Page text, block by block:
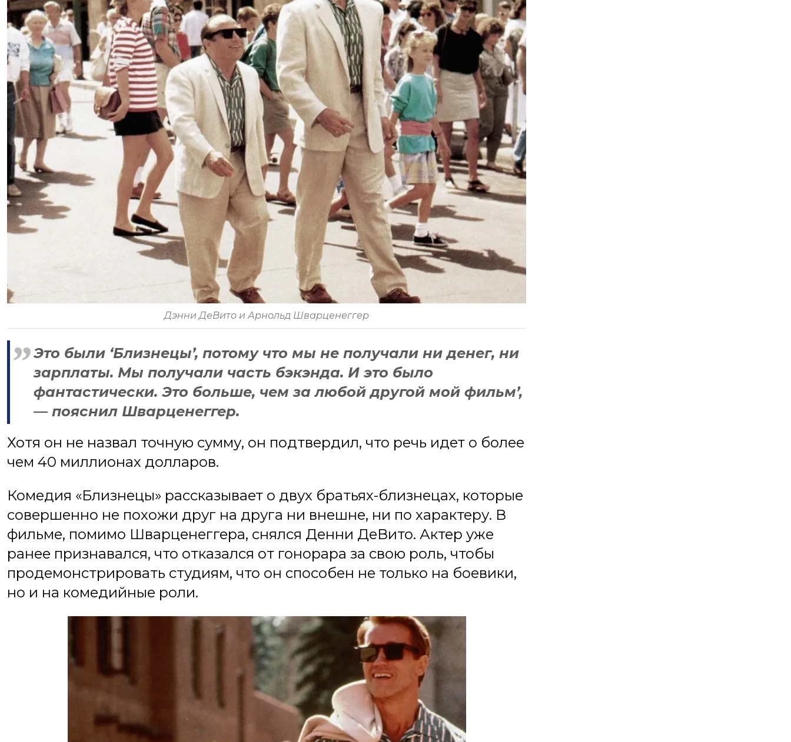
Дэнни ДеВито и Арнольд Шварценеггер
Это были ‘Близнецы’, потому что мы не получали ни денег, ни
зарплаты. Мы получали часть бэкэнда. И это было
фантастически. Это больше, чем за любой другой мой фильм’,
— пояснил Шварценеггер.
Хотя он не назвал точную сумму, он подтвердил, что речь идет о более
чем 40 миллионах долларов.
Комедия «Близнецы» рассказывает о двух братьях-близнецах, которые
совершенно не похожи друг на друга ни внешне, ни по характеру. В
фильме, помимо Шварценеггера, снялся Денни ДеВито. Актер уже
ранее признавался, что отказался от гонорара за свою роль, чтобы
продемонстрировать студиям, что он способен не только на боевики,
но и на комедийные роли.